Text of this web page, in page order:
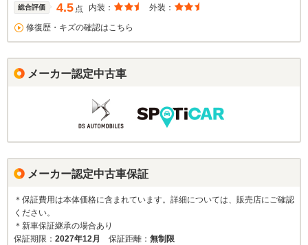
総合評価 4.5 点 内装： 外装：
修復歴・キズの確認はこちら
メーカー認定中古車
メーカー認定中古車保証
＊保証費用は本体価格に含まれています。詳細については、販売店にご確認
ください。
＊新車保証継承の場合あり
保証期限： 2027年12月 保証距離： 無制限